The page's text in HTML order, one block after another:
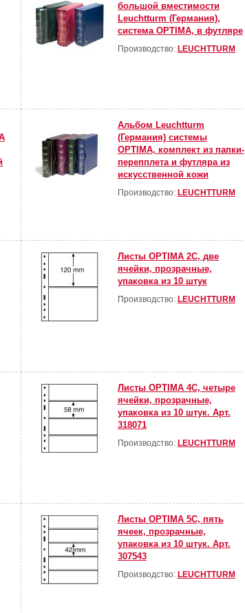
большой вместимости
Leuchtturm (Германия),
система OPTIMA, в футляре
Производство: LEUCHTTURM
Альбом Leuchtturm
(Германия) системы
OPTIMA, комплект из папки-
перепплета и футляра из
искусственной кожи
Производство: LEUCHTTURM
Листы OPTIMA 2С, две
ячейки, прозрачные,
упаковка из 10 штук
Производство: LEUCHTTURM
Листы OPTIMA 4С, четыре
ячейки, прозрачные,
упаковка из 10 штук. Арт.
318071
Производство: LEUCHTTURM
Листы OPTIMA 5С, пять
ячеек, прозрачные,
упаковка из 10 штук. Арт.
307543
Производство: LEUCHTTURM